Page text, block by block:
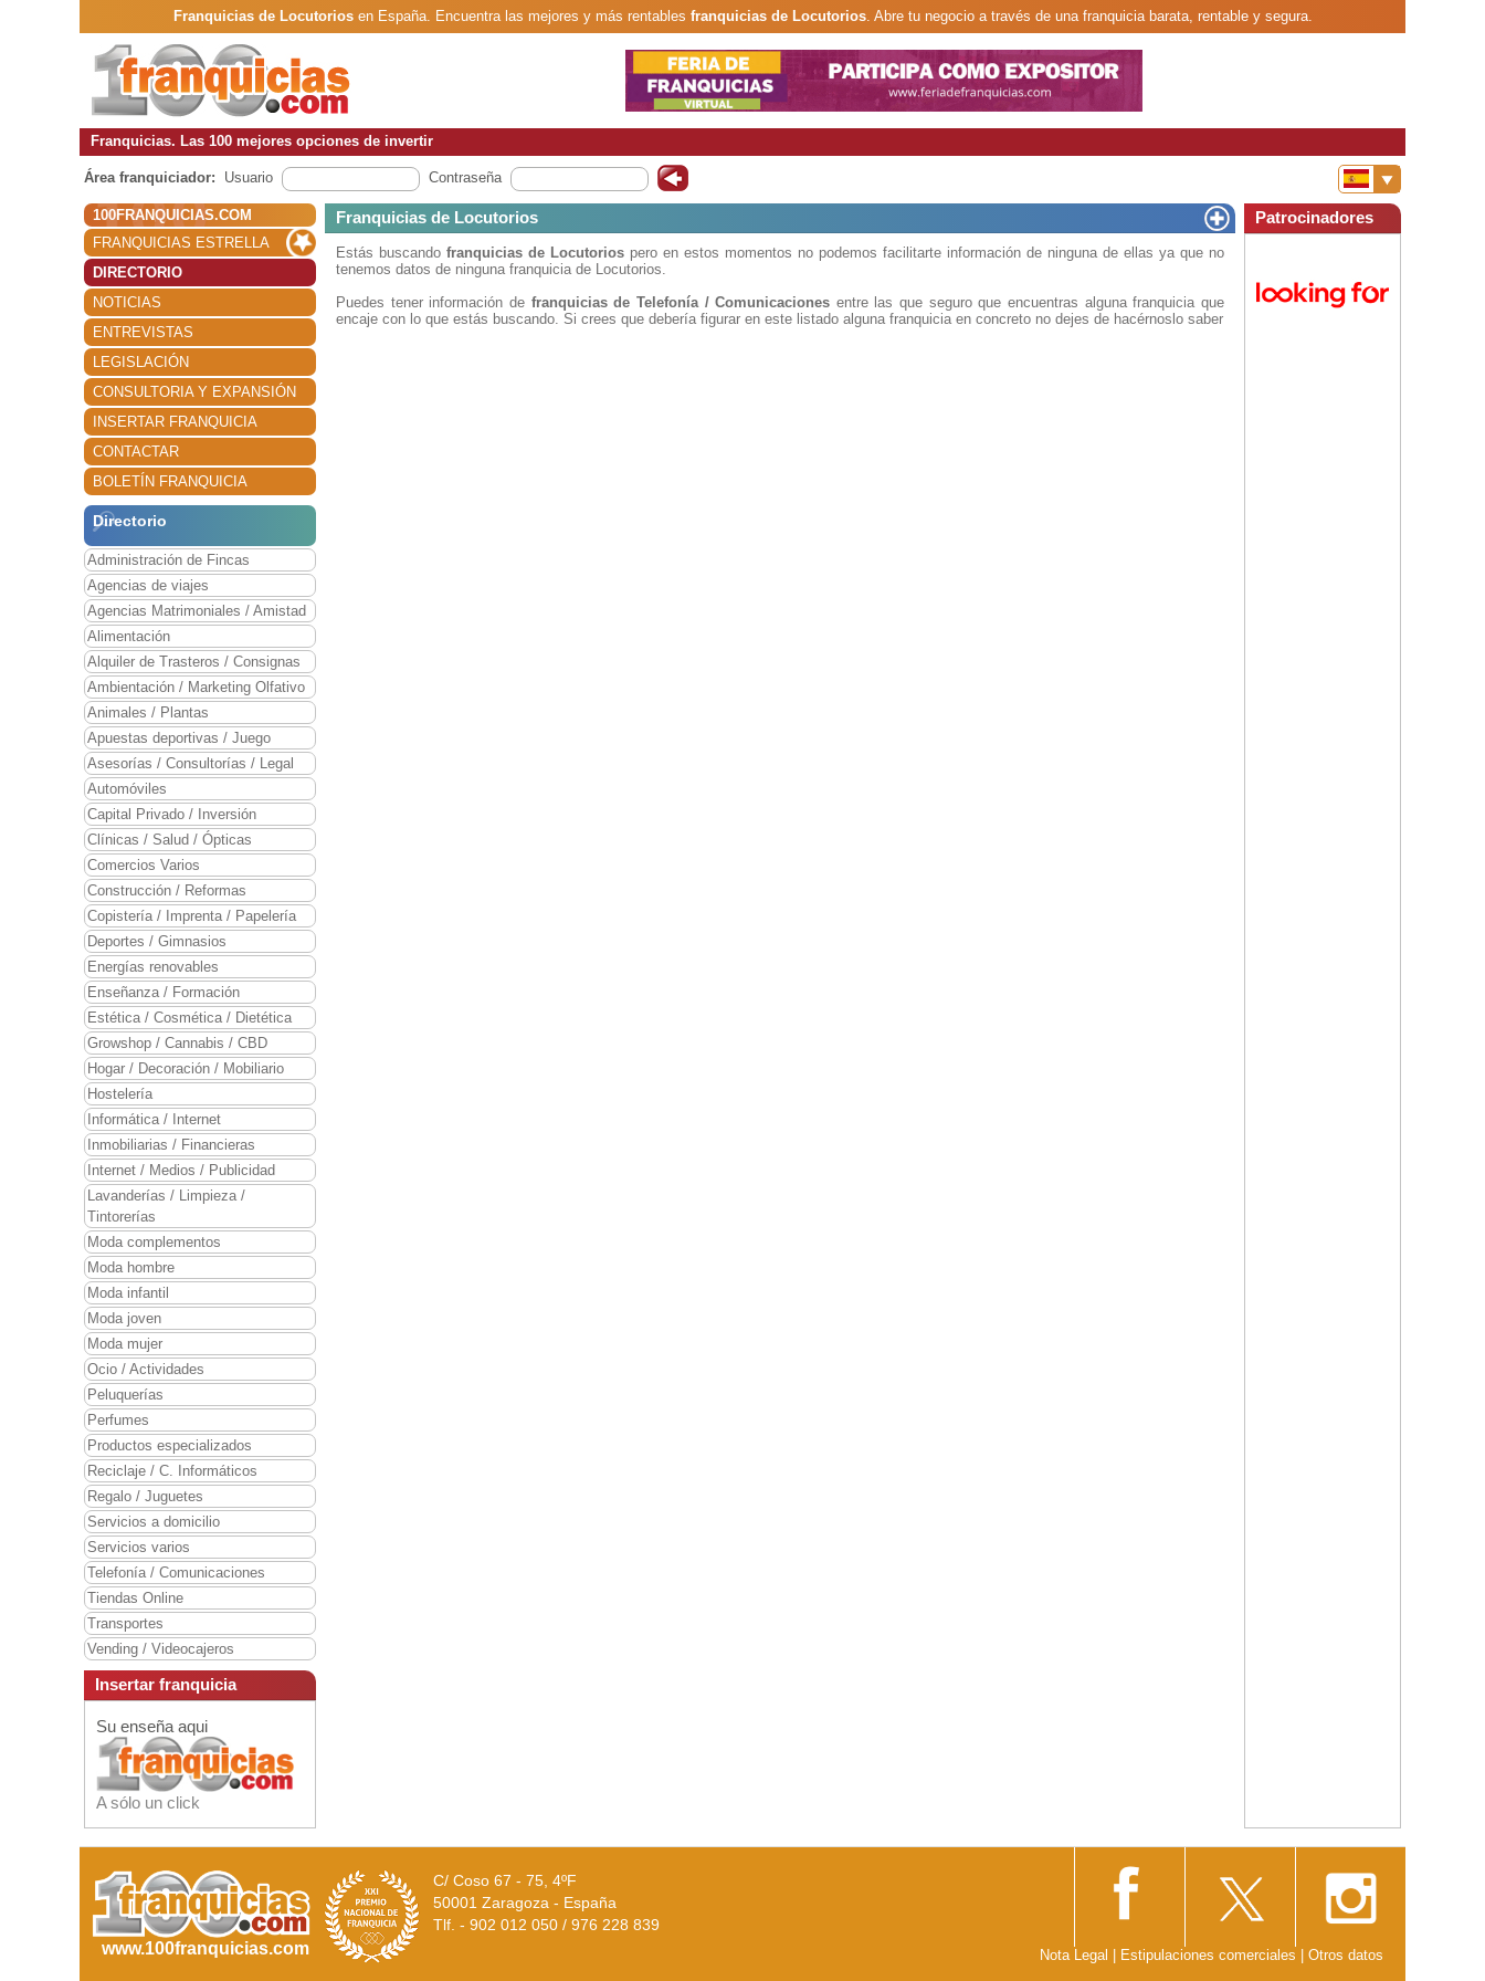
Franquicias de Locutoriosen España. Encuentra las mejores y más rentables franquicias de Locutorios. Abre tu negocio a través de una franquicia barata, rentable y segura.
Franquicias. Las 100 mejores opciones de invertir
Área franquiciador: Usuario Contraseña
100FRANQUICIAS.COM
FRANQUICIAS ESTRELLA
DIRECTORIO
NOTICIAS
ENTREVISTAS
LEGISLACIÓN
CONSULTORIA Y EXPANSIÓN
INSERTAR FRANQUICIA
CONTACTAR
BOLETÍN FRANQUICIA
Directorio
Administración de Fincas
Agencias de viajes
Agencias Matrimoniales / Amistad
Alimentación
Alquiler de Trasteros / Consignas
Ambientación / Marketing Olfativo
Animales / Plantas
Apuestas deportivas / Juego
Asesorías / Consultorías / Legal
Automóviles
Capital Privado / Inversión
Clínicas / Salud / Ópticas
Comercios Varios
Construcción / Reformas
Copistería / Imprenta / Papelería
Deportes / Gimnasios
Energías renovables
Enseñanza / Formación
Estética / Cosmética / Dietética
Growshop / Cannabis / CBD
Hogar / Decoración / Mobiliario
Hostelería
Informática / Internet
Inmobiliarias / Financieras
Internet / Medios / Publicidad
Lavanderías / Limpieza /
Tintorerías
Moda complementos
Moda hombre
Moda infantil
Moda joven
Moda mujer
Ocio / Actividades
Peluquerías
Perfumes
Productos especializados
Reciclaje / C. Informáticos
Regalo / Juguetes
Servicios a domicilio
Servicios varios
Telefonía / Comunicaciones
Tiendas Online
Transportes
Vending / Videocajeros
Insertar franquicia
Su enseña aqui
A sólo un click
Franquicias de Locutorios
Estás buscando franquicias de Locutorios pero en estos momentos no podemos facilitarte información de ninguna de ellas ya que no
tenemos datos de ninguna franquicia de Locutorios.
Puedes tener información de franquicias de Telefonía / Comunicaciones entre las que seguro que encuentras alguna franquicia que
encaje con lo que estás buscando. Si crees que debería figurar en este listado alguna franquicia en concreto no dejes de hacérnoslo saber
Patrocinadores
www.100franquicias.com
C/ Coso 67 - 75, 4ºF
50001 Zaragoza - España
Tlf. - 902 012 050 / 976 228 839
Nota Legal Estipulaciones comerciales Otros datos